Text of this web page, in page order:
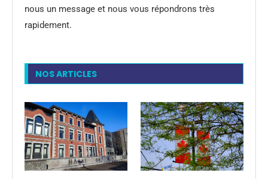
nous un message et nous vous répondrons très
rapidement.
NOS ARTICLES